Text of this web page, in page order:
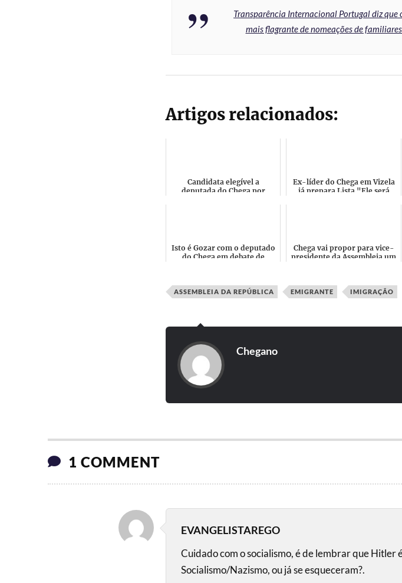
Transparência Internacional Portugal diz que
mais flagrante de nomeações de
Artigos relacionados:
Candidata elegível a
deputada do Chega por
Ex-líder do Chega em Vizela
já prepara Lista "Ele será
Isto é Gozar com o deputado
do Chega em debate de
Chega vai propor para vice-
presidente da Assembleia um
ASSEMBLEIA DA REPÚBLICA EMIGRANTE IMIGRAÇÃO
Chegano
1 COMMENT
EVANGELISTAREGO
Cuidado com o socialismo, é de lembrar que Hitler
Socialismo/Nazismo, ou já se esqueceram?.